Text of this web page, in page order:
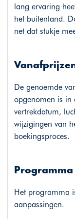
lang ervaring
het buitenland.
net dat stukje
De genoemde
opgenomen is in
vertrekdatum,
wijzigingen van
boekingsproces.
Programma
Het programma
aanpassingen.